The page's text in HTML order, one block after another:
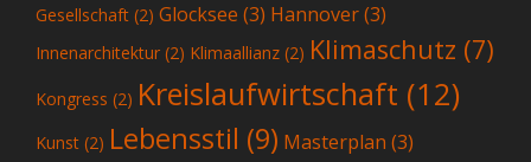
Gesellschaft (2) Glocksee (3) Hannover(3)
Innenarchitektur (2) Klimaallianz (2) Klimaschutz (7)
Kongress (2) Kreislaufwirtschaft (12)
Kunst (2) Lebensstil (9) Masterplan (3)